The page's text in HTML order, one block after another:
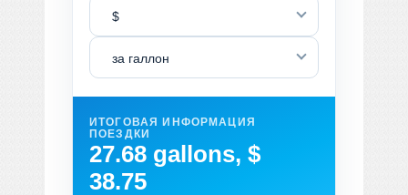
$
за галлон
ИТОГОВАЯ ИНФОРМАЦИЯ
ПОЕЗДКИ
27.68 gallons, $
38.75